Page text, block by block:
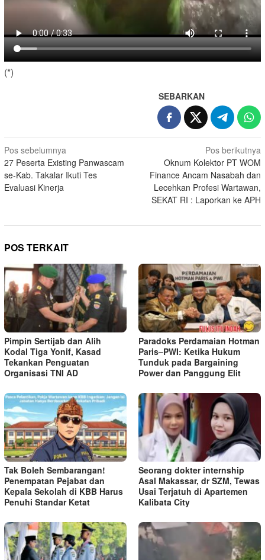
(*)
SEBARKAN
Navigasi
pos
Pos sebelumnya
27 Peserta Existing Panwascam
se-Kab. Takalar Ikuti Tes
Evaluasi Kinerja
Pos berikutnya
Oknum Kolektor PT WOM
Finance Ancam Nasabah dan
Lecehkan Profesi Wartawan,
SEKAT RI : Laporkan ke APH
POS TERKAIT
Pimpin Sertijab dan Alih
Kodal Tiga Yonif, Kasad
Tekankan Penguatan
Organisasi TNI AD
Paradoks Perdamaian Hotman
Paris–PWI: Ketika Hukum
Tunduk pada Bargaining
Power dan Panggung Elit
Tak Boleh Sembarangan!
Penempatan Pejabat dan
Kepala Sekolah di KBB Harus
Penuhi Standar Ketat ​
Seorang dokter internship
Asal Makassar, dr SZM, Tewas
Usai Terjatuh di Apartemen
Kalibata City